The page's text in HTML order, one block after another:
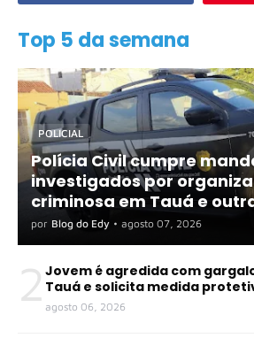
Top 5 da semana
POLICIAL
Polícia Civil cumpre
investigados por
criminosa em Tauá e
por Blog do Edy • agosto 07, 2026
2 Jovem é agredida com
Tauá e solicita medida
agosto 06, 2026